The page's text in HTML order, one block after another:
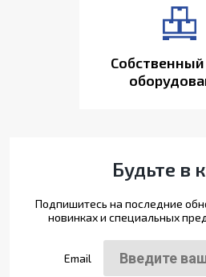
Будьте в
Подпишитесь на последние
новинках и специальных
Email